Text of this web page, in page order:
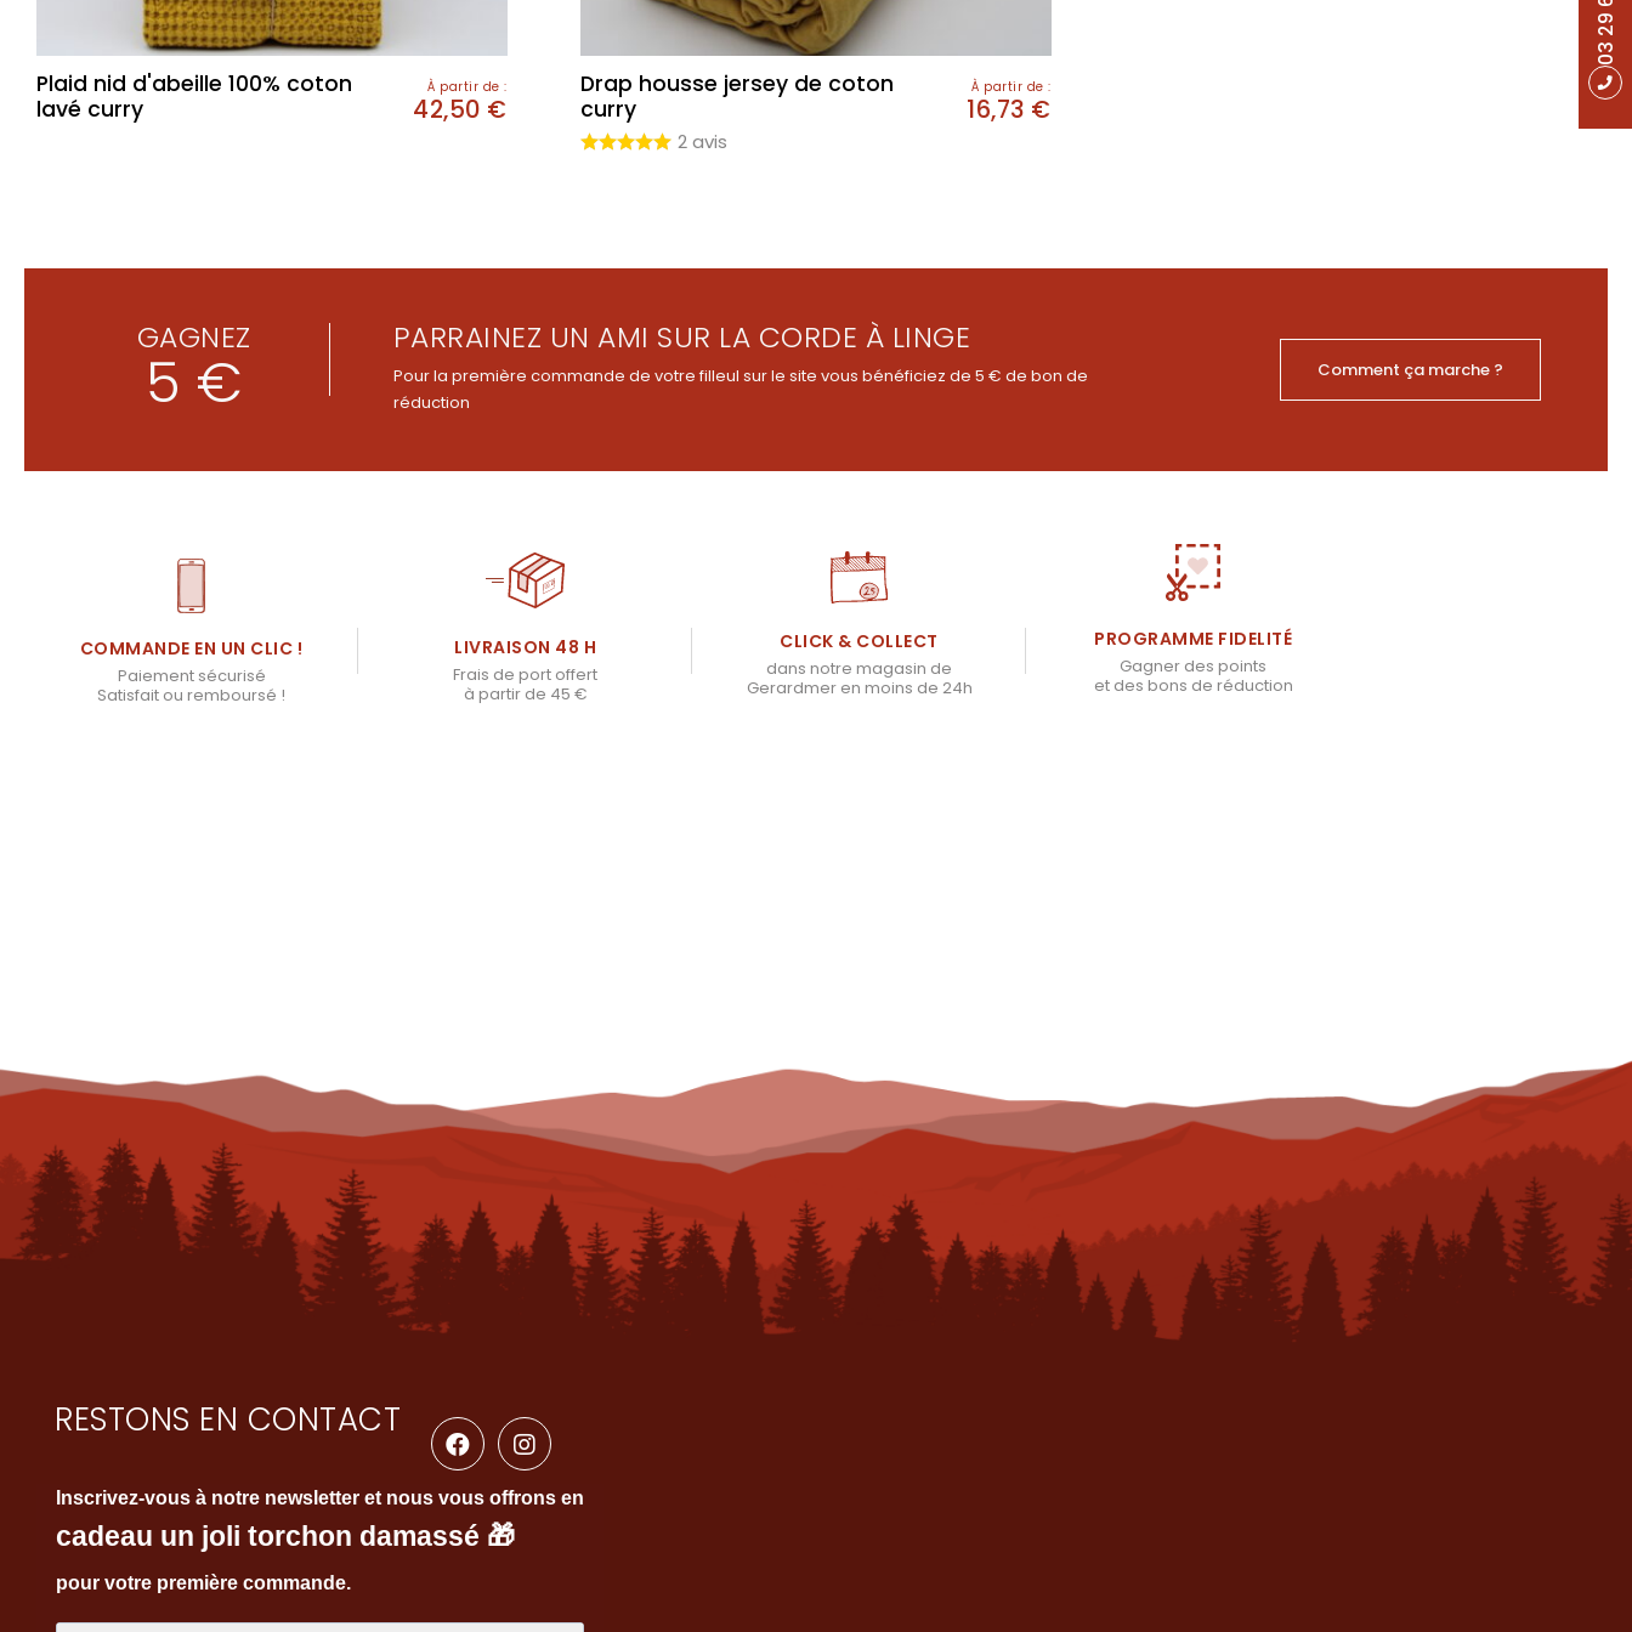
Plaid nid d'abeille 100% coton
lavé curry
À partir de :
42,50 €
Drap housse jersey de coton
curry
2 avis
À partir de :
16,73 €
GAGNEZ
5 €
PARRAINEZ UN AMI SUR LA CORDE À LINGE
Pour la première commande de votre filleul sur le site vous bénéficiez de 5 € de bon de
réduction
Comment ça marche ?
COMMANDE EN UN CLIC !
Paiement sécurisé
Satisfait ou remboursé !
LIVRAISON 48 H
Frais de port offert
à partir de 45 €
CLICK & COLLECT
dans notre magasin de
Gerardmer en moins de 24h
PROGRAMME FIDELITÉ
Gagner des points
et des bons de réduction
RESTONS EN CONTACT
Inscrivez-vous à notre newsletter et nous vous offrons en
cadeau un joli torchon damassé 🎁
pour votre première commande.